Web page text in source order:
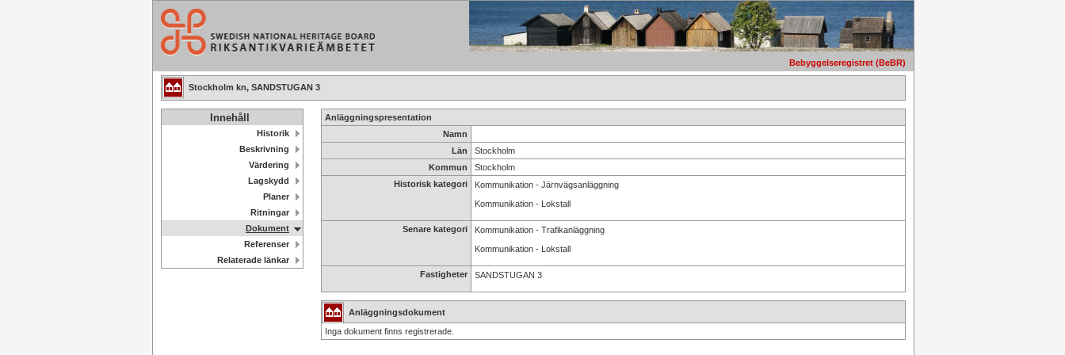
Bebyggelseregistret (BeBR)
Stockholm kn, SANDSTUGAN 3
Innehåll
Historik
Beskrivning
Värdering
Lagskydd
Planer
Ritningar
Dokument
Referenser
Relaterade länkar
Anläggningspresentation
Namn
Län
Stockholm
Kommun
Stockholm
Historisk kategori
Kommunikation - Järnvägsanläggning
Kommunikation - Lokstall
Senare kategori
Kommunikation - Trafikanläggning
Kommunikation - Lokstall
Fastigheter SANDSTUGAN 3
Anläggningsdokument
Inga dokument finns registrerade.